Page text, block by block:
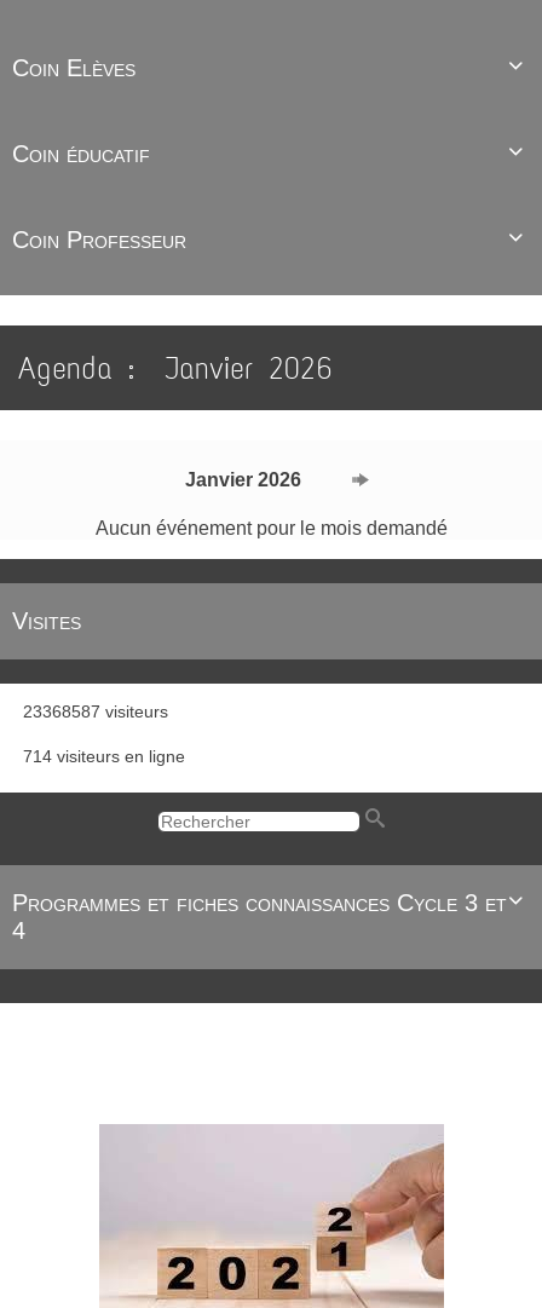

Coin Elèves

Coin éducatif

Coin Professeur
Agenda : Janvier 2026
Janvier 2026
Aucun événement pour le mois demandé
Visites
23368587 visiteurs
714 visiteurs en ligne

Programmes et fiches connaissances Cycle 3 et
4